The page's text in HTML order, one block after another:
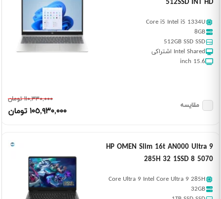
512SSD INT HD
Core i5 Intel i5 1334U
8GB
512GB SSD SSD
Intel Shared اشتراکی
15.6 inch
١١٠,٣٣٠,٠٠٠ تومان
١٠٥,٩٣٠,٠٠٠ تومان
مقایسه
HP OMEN Slim 16t AN000 Ultra 9
285H 32 1SSD 8 5070
Core Ultra 9 Intel Core Ultra 9 285H
32GB